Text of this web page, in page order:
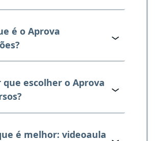
é o Aprova
que escolher o Aprova
é melhor: videoaula